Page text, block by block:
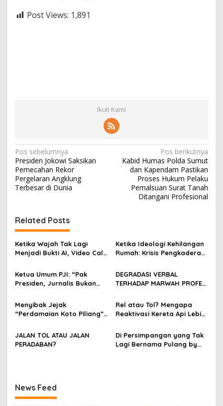
Post Views: 1,891
Ikuti Kami
N
a
v
i
a
s
i
o
Pos sebelumnya
Presiden Jokowi Saksikan
Pemecahan Rekor
Pergelaran Angklung
Terbesar di Dunia
Pos berikutnya
Kabid Humas Polda Sumut
dan Kapendam Pastikan
Proses Hukum Pelaku
Pemalsuan Surat Tanah
Ditangani Profesional
Related Posts
Ketika Wajah Tak Lagi
Menjadi Bukti AI, Video Call,
Digital Oleh: Ardy Mu’tamar
Ketika Ideologi Kehilangan
Rumah: Krisis Pengkaderan
dalam Bayang-Bayang
Kepemimpinan yang
Ketua Umum PJI: “Pak
Presiden, Jurnalis Bukan
DEGRADASI VERBAL
TERHADAP MARWAH PROFESI
ABUSE OF INFLUENCE OLEH
OKNUM ADVOKAT HOTMAN
Menyibak Jejak
“Perdamaian Koto Piliang”:
Bapaneh di Nagari
Simawang
Rel atau Tol? Mengapa
Reaktivasi Kereta Api Lebih
Tol yang Membelah Nagari
JALAN TOL ATAU JALAN
PERADABAN?
Di Persimpangan yang Tak
Lagi Bernama Pulang by
News Feed